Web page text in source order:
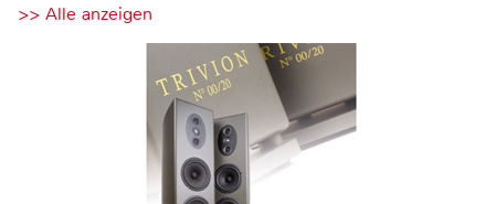
>> Alle anzeigen